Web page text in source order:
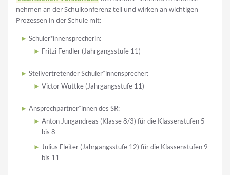
nehmen an der Schulkonferenz teil und wirken an wichtigen
Prozessen in der Schule mit:
Schüler*innensprecherin:
Fritzi Fendler (Jahrgangsstufe 11)
Stellvertretender Schüler*innensprecher:
Victor Wuttke (Jahrgangsstufe 11)
Ansprechpartner*innen des SR:
Anton Jungandreas (Klasse 8/3) für die Klassenstufen 5
bis 8
Julius Fleiter (Jahrgangsstufe 12) für die Klassenstufen 9
bis 11